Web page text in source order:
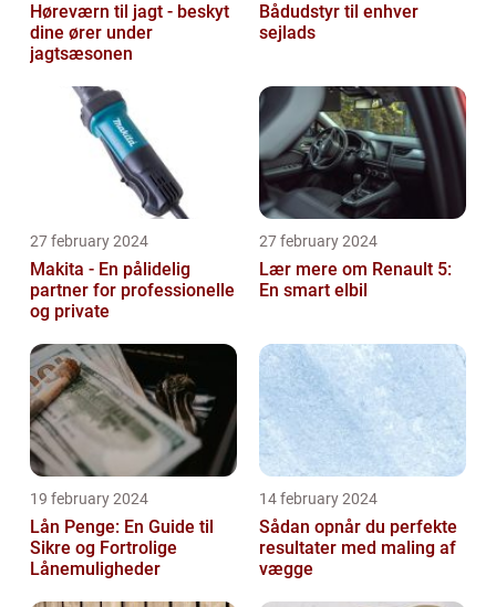
Høreværn til jagt - beskyt
dine ører under
jagtsæsonen
Bådudstyr til enhver
sejlads
27 february 2024
Makita - En pålidelig
partner for professionelle
og private
27 february 2024
Lær mere om Renault 5:
En smart elbil
19 february 2024
Lån Penge: En Guide til
Sikre og Fortrolige
Lånemuligheder
14 february 2024
Sådan opnår du perfekte
resultater med maling af
vægge